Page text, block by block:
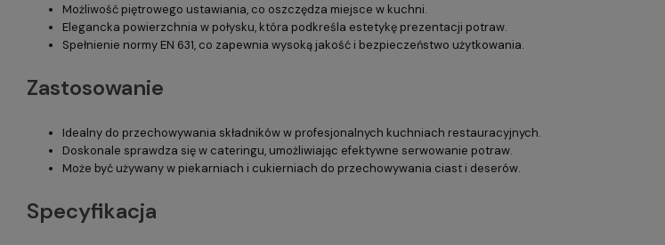
Możliwość piętrowego ustawiania, co oszczędza miejsce w kuchni.
Elegancka powierzchnia w połysku, która podkreśla estetykę prezentacji potraw.
Spełnienie normy EN 631, co zapewnia wysoką jakość i bezpieczeństwo użytkowania.
Zastosowanie
Idealny do przechowywania składników w profesjonalnych kuchniach restauracyjnych.
Doskonale sprawdza się w cateringu, umożliwiając efektywne serwowanie potraw.
Może być używany w piekarniach i cukierniach do przechowywania ciast i deserów.
Specyfikacja